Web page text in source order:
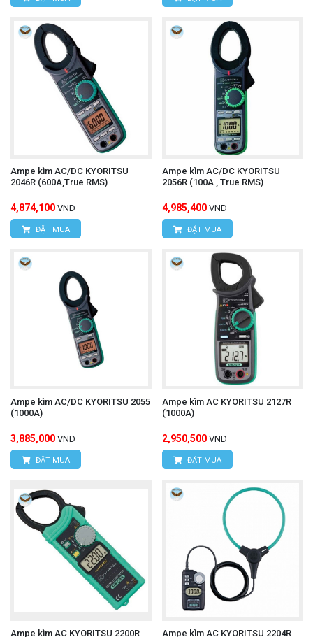
Ampe kìm AC/DC KYORITSU
2046R (600A,True RMS)
4,874,100 VND
ĐẶT MUA
Ampe kìm AC/DC KYORITSU
2056R (100A , True RMS)
4,985,400 VND
ĐẶT MUA
Ampe kìm AC/DC KYORITSU 2055
(1000A)
3,885,000 VND
ĐẶT MUA
Ampe kìm AC KYORITSU 2127R
(1000A)
2,950,500 VND
ĐẶT MUA
Ampe kìm AC KYORITSU 2200R
Ampe kìm AC KYORITSU 2204R